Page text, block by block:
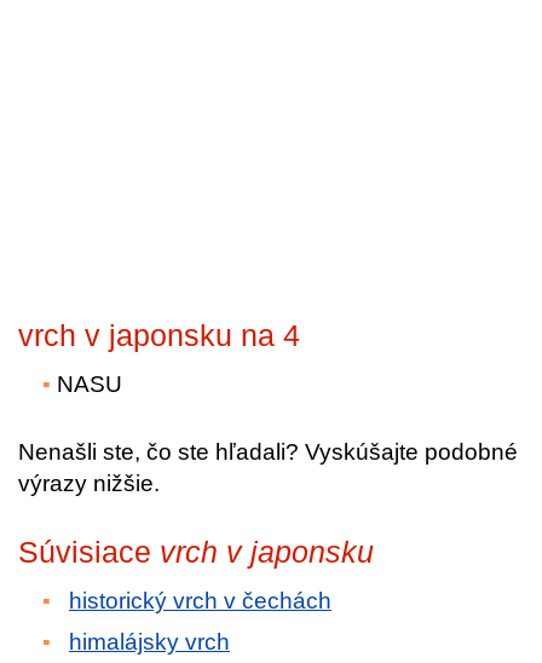
vrch v japonsku na 4
NASU
Nenašli ste, čo ste hľadali? Vyskúšajte podobné
výrazy nižšie.
Súvisiace vrch v japonsku
historický vrch v čechách
himalájsky vrch